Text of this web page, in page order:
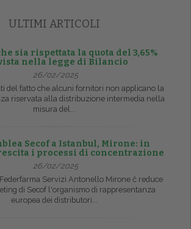
ULTIMI ARTICOLI
sia rispettata la quota del 3,65%
nella legge di Bilancio
26/02/2025
del fatto che alcuni fornitori non applicano la
riservata alla distribuzione intermedia nella
misura del...
Secof a Istanbul, Mirone: in
i processi di concentrazione
26/02/2025
Servizi Antonello Mirone č reduce
di Secof l'organismo di rappresentanza
europea dei distributori...